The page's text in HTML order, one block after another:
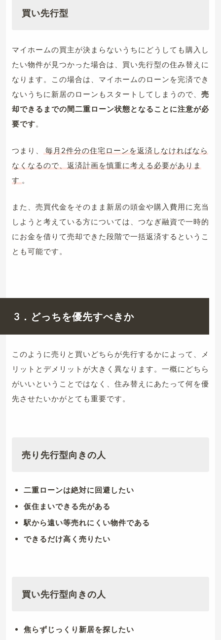
買い先行型
マイホームの買主が決まらないうちにどうしても購入し
たい物件が見つかった場合は、買い先行型の住み替えに
なります。この場合は、マイホームのローンを完済でき
ないうちに新居のローンもスタートしてしまうので、 売
却できるまでの間二重ローン状態となることに注意が必
要です。
つまり、
毎月2件分の住宅ローンを返済しなければなら
なくなるので、返済計画を慎重に考える必要がありま
す 。
また、売買代金をそのまま新居の頭金や購入費用に充当
しようと考えている方については、つなぎ融資で一時的
にお金を借りて売却できた段階で一括返済するというこ
とも可能です。
3．どっちを優先すべきか
このように売りと買いどちらが先行するかによって、メ
リットとデメリットが大きく異なります。一概にどちら
がいいということではなく、住み替えにあたって何を優
先させたいかがとても重要です。
売り先行型向きの人
二重ローンは絶対に回避したい
仮住まいできる先がある
駅から遠い等売れにくい物件である
できるだけ高く売りたい
買い先行型向きの人
焦らずじっくり新居を探したい